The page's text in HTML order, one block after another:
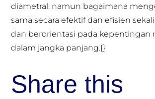
diametral; namun bagaimana
sama secara efektif dan efisien
dan berorientasi pada kepentingan
dalam jangka panjang.{}
Share this